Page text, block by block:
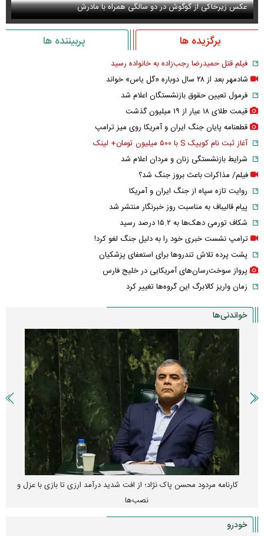
عکس زیرخاکی از گوگوش در دو سالگی همراه با مادرش
برگزیده ها پربیننده ها
فیلم قتل حمیدرضا رجب‌زاده به خانواده رسید
شادمهر بعد از ۲۸ سال دوباره «گل یاس» خواند
فرمول تعیین حقوق بازنشستگان اعلام شد
قیمت طلای ۱۸ عیار از ۱۹ میلیون گذشت
قطعنامه پایان جنگ ایران و آمریکا روی میز ترامپ
آغاز ثبت نام کوییک S با ۵۰۰ میلیون تومان+ لینک
شرایط بازنشستگی زنان و مردان اعلام شد
فیلم/ مذاکرات باعث بروز جنگ شد؟
روایت تازه سپاه از جنگ ایران و آمریکا
پیام قالیباف به مناسبت روز خبرنگار منتشر شد
شکاف تورمی دهک‌ها به ۱۵.۲ درصد رسید
ترامپ نشست خبری خود را به دلیل جنگ لغو کرد!
پشت پرده تلاش تندروها برای استعفای پزشکیان
پرواز سوخت‌رسان‌های آمریکایی در خلیج فارس
زمان واریز کالابرگ این گروه‌ها تغییر کرد
خواندنی‌ها
کارنامه مردود محسن پاک‌ نژاد؛ از افت شدید درآمد ارزی تا بازی با عزل و
نصب‌ها
خودرو